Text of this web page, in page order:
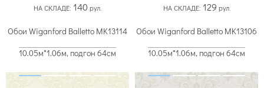
НА СКЛАДЕ: 140рул. НА СКЛАДЕ: 129 рул.
Обои Wiganford Balletto MK13114
10.05м*1.06м, подгон 64см
Обои Wiganford Balletto MK13106
10.05м*1.06м, подгон 64см